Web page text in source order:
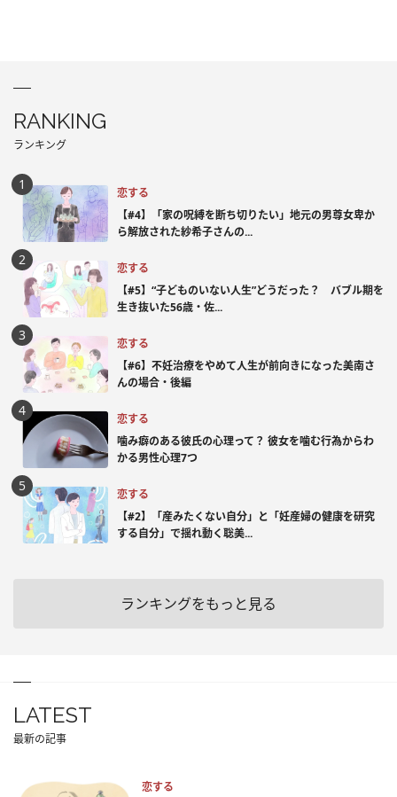
RANKING
ランキング
恋する
【#4】「家の呪縛を断ち切りたい」地元の男尊女卑か
ら解放された紗希子さんの...
恋する
【#5】“子どものいない人生”どうだった？ バブル期を
生き抜いた56歳・佐...
恋する
【#6】不妊治療をやめて人生が前向きになった美南さ
んの場合・後編
恋する
噛み癖のある彼氏の心理って？ 彼女を噛む行為からわ
かる男性心理7つ
恋する
【#2】「産みたくない自分」と「妊産婦の健康を研究
する自分」で揺れ動く聡美...
ランキングをもっと見る
LATEST
最新の記事
恋する